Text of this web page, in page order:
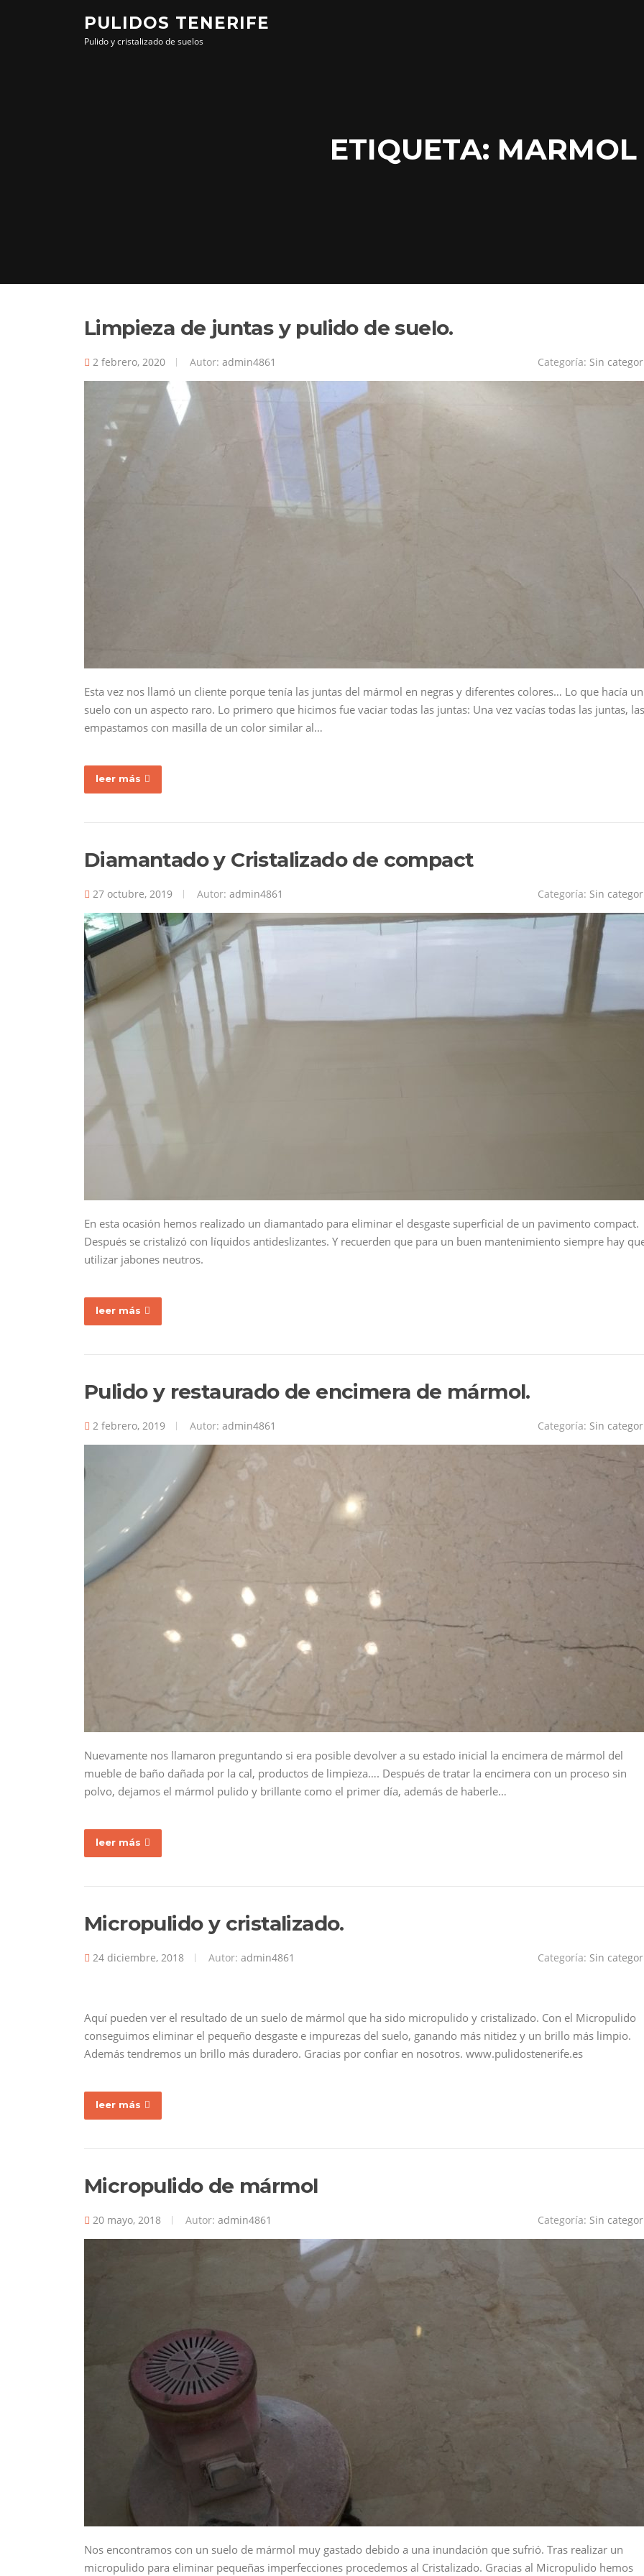
PULIDOS TENERIFE
Pulido y cristalizado de suelos
ETIQUETA: MARMOL
Limpieza de juntas y pulido de suelo.
2 febrero, 2020 Autor: admin4861 Categoría: Sin
Esta vez nos llamó un cliente porque tenía las juntas del mármol en negras y diferentes colores… Lo que hacía un
suelo con un aspecto raro. Lo primero que hicimos fue vaciar todas las juntas: Una vez vacías todas las juntas, las
empastamos con masilla de un color similar al…
leer más
Diamantado y Cristalizado de compact
27 octubre, 2019 Autor: admin4861 Categoría: Sin
En esta ocasión hemos realizado un diamantado para eliminar el desgaste superficial de un pavimento compact.
Después se cristalizó con líquidos antideslizantes. Y recuerden que para un buen mantenimiento siempre hay
utilizar jabones neutros.
leer más
Pulido y restaurado de encimera de mármol.
2 febrero, 2019 Autor: admin4861 Categoría: Sin
Nuevamente nos llamaron preguntando si era posible devolver a su estado inicial la encimera de mármol del
mueble de baño dañada por la cal, productos de limpieza…. Después de tratar la encimera con un proceso sin
polvo, dejamos el mármol pulido y brillante como el primer día, además de haberle…
leer más
Micropulido y cristalizado.
24 diciembre, 2018 Autor: admin4861 Categoría: Sin
Aquí pueden ver el resultado de un suelo de mármol que ha sido micropulido y cristalizado. Con el Micropulido
conseguimos eliminar el pequeño desgaste e impurezas del suelo, ganando más nitidez y un brillo más limpio.
Además tendremos un brillo más duradero. Gracias por confiar en nosotros. www.pulidostenerife.es
leer más
Micropulido de mármol
20 mayo, 2018 Autor: admin4861 Categoría: Sin
Nos encontramos con un suelo de mármol muy gastado debido a una inundación que sufrió. Tras realizar un
micropulido para eliminar pequeñas imperfecciones procedemos al Cristalizado. Gracias al Micropulido hemos